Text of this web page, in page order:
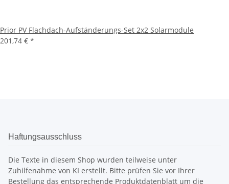
Prior PV Flachdach-Aufständerungs-Set 2x2 Solarmodule
201,74 € *
Haftungsausschluss
Die Texte in diesem Shop wurden teilweise unter
Zuhilfenahme von KI erstellt. Bitte prüfen Sie vor Ihrer
Bestellung das entsprechende Produktdatenblatt um die